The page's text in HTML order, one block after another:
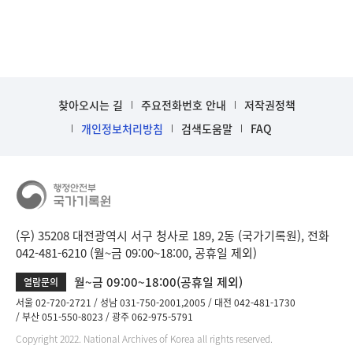
찾아오시는 길 주요전화번호 안내
저작권정책
개인정보처리방침
검색도움말 FAQ
(우) 35208 대전광역시 서구 청사로 189, 2동 (국가기록원), 전화
042-481-6210 (월~금 09:00~18:00, 공휴일 제외)
열람문의 월~금 09:00~18:00(공휴일 제외)
서울 02-720-2721 성남 031-750-2001,2005
대전 042-481-1730
부산 051-550-8023
광주 062-975-5791
Copyright 2022. National Archives of Korea all rights reserved.